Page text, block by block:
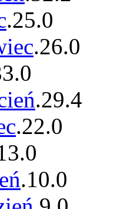
.25.0
.26.0
.0
.29.4
.22.0
.0
.10.0